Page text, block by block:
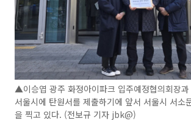
▲이승엽 광주 화정아이파크 입주예정협의회장
서울시에 탄원서를 제출하기에 앞서 서울시 서소
을 찍고 있다. (전보규 기자 jbk@)